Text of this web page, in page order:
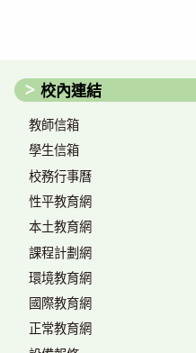
校內連結
教師信箱
學生信箱
校務行事曆
性平教育網
本土教育網
課程計劃網
環境教育網
國際教育網
正常教育網